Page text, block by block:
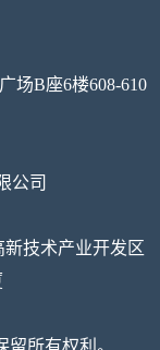
场B座6楼608-610
公司
技术产业开发区
所有权利。